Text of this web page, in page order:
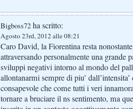
Bigboss72 ha scritto:
Agosto 23rd, 2012 alle 08:21
Caro David, la Fiorentina resta
attraversando personalmente una grande
sviluppi negativi intorno al mondo del
allontanarmi sempre di piu’
consapevole che come tutti i veri
tornare a bruciare il ns sentimento, ma